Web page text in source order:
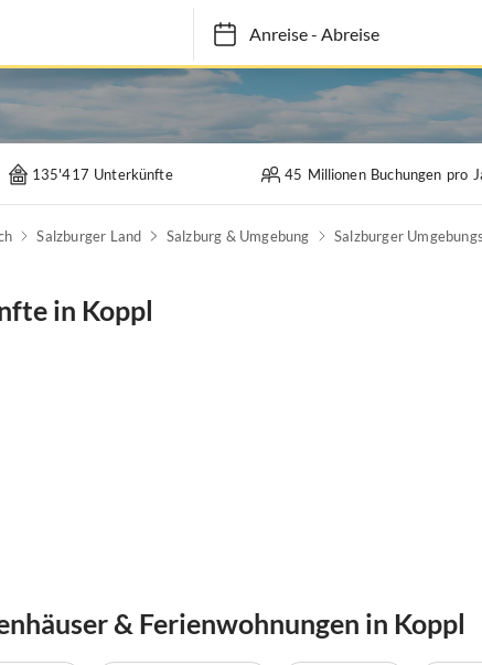
Anreise-Abreise
135'417 Unterkünfte 45 Millionen Buchungen pro
Salzburger Land Salzburg & Umgebung Salzburger
in Koppl
& Ferienwohnungen in Koppl